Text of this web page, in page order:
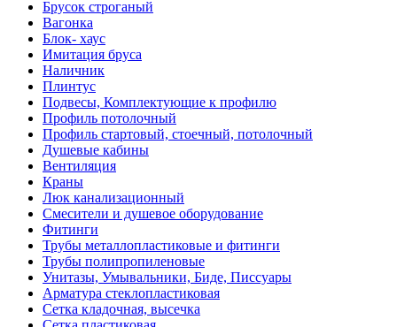
Брусок строганый
Вагонка
Блок- хаус
Имитация бруса
Наличник
Плинтус
Подвесы, Комплектующие к профилю
Профиль потолочный
Профиль стартовый, стоечный, потолочный
Душевые кабины
Вентиляция
Краны
Люк канализационный
Смесители и душевое оборудование
Фитинги
Трубы металлопластиковые и фитинги
Трубы полипропиленовые
Унитазы, Умывальники, Биде, Писсуары
Арматура стеклопластиковая
Сетка кладочная, высечка